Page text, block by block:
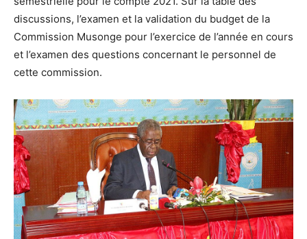
discussions, l’examen et la validation du budget de la
Commission Musonge pour l’exercice de l’année en cours
et l’examen des questions concernant le personnel de
cette commission.